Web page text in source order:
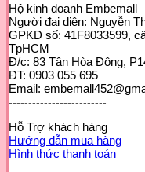
Hộ kinh doanh Embemall
Người đại diện: Nguyễn
GPKD số: 41F8033599,
TpHCM
Đ/c: 83 Tân Hòa Đông,
ĐT: 0903 055 695
Email:
-------------------------
Hỗ Trợ khách hàng
Hướng dẫn mua hàng
Hình thức thanh toán